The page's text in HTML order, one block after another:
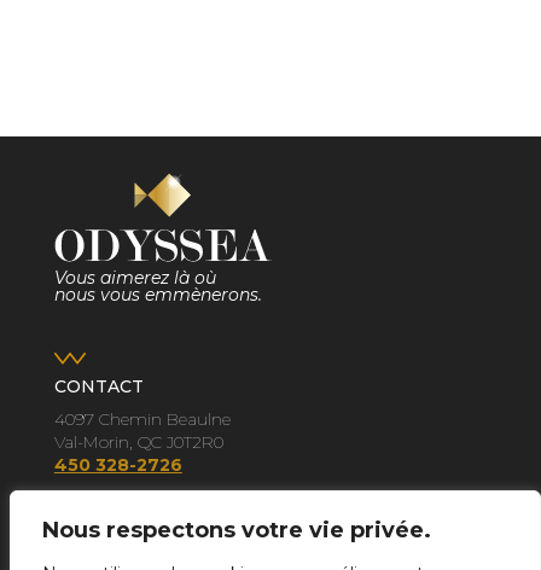
Nous respectons votre vie privée.
Vous aimerez là où
nous vous emmènerons.
CONTACT
4097 Chemin Beaulne
Val-Morin, QC J0T2R0
450 328-2726
Conciergerie